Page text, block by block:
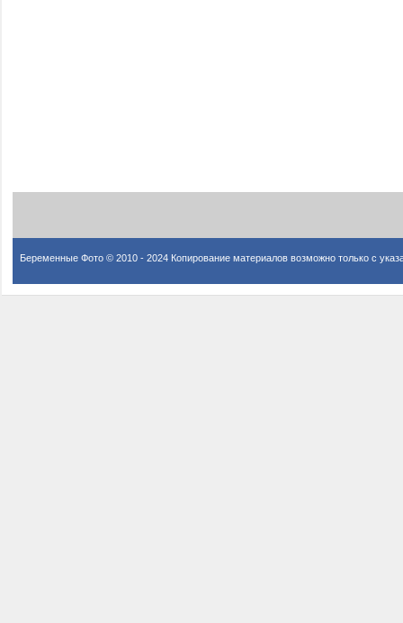
Беременные Фото © 2010 - 2024 Копирование материалов возможно только с